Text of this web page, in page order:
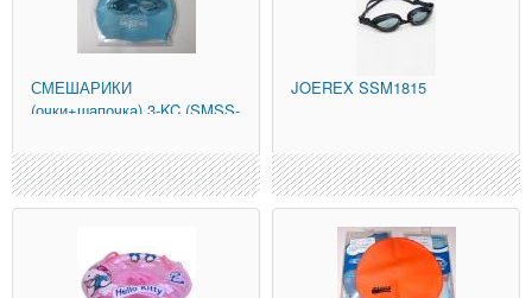
СМЕШАРИКИ
(очки+шапочка) 3-KC (SMSS-
JOEREX SSM1815